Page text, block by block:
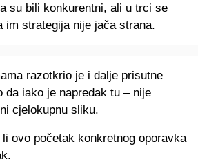
su bili konkurentni, ali u trci se
im strategija nije jača strana.
razotkrio je i dalje prisutne
da iako je napredak tu – nije
cjelokupnu sliku.
ovo početak konkretnog oporavka